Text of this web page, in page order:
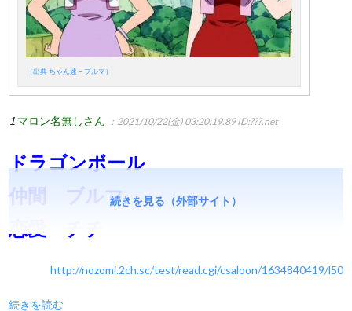
（出典 ちゃん速 – ブルマ）
1 マロン名無しさん ：2021/10/22(金) 03:20:19.89ID:???.net
ドラゴンボール
仲間 ブルマ
恋愛 チチ
http://nozomi.2ch.sc/test/read.cgi/csaloon/1634840419/l50
続きを読む
続きを見る（外部サイト）